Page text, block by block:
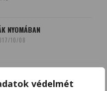
védelmét
NYOMÁBAN
10/08